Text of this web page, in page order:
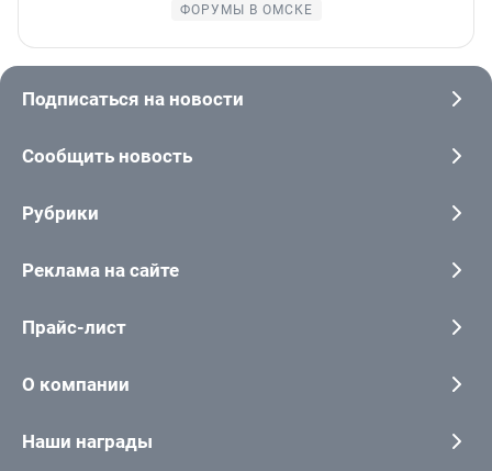
ФОРУМЫ В ОМСКЕ
Подписаться на новости
Сообщить новость
Рубрики
Реклама на сайте
Прайс-лист
О компании
Наши награды